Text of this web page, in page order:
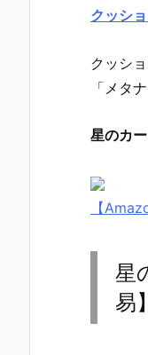
クッシ
クッシ
「メタ
星のカ
【
星
易